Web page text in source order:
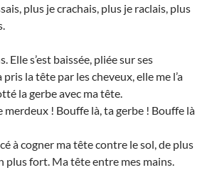
plus je crachais, plus je raclais, plus
Elle s’est baissée, pliée sur ses
pris la tête par les cheveux, elle me l’a
la gerbe avec ma tête.
merdeux ! Bouffe là, ta gerbe ! Bouffe là
à cogner ma tête contre le sol, de plus
plus fort. Ma tête entre mes mains.